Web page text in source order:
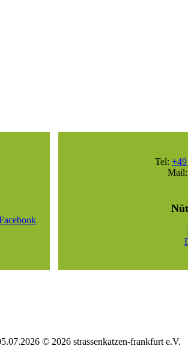
Tel:
Mail:
© 2026 strassenkatzen-frankfurt e.V.